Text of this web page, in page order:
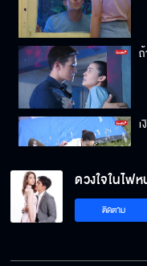
ลู
ดวงใจในไฟ
ติดตาม